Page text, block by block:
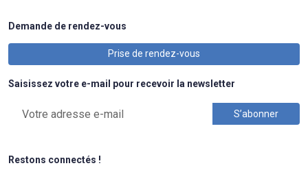
Demande de rendez-vous
Prise de rendez-vous
Saisissez votre e-mail pour recevoir la newsletter
Restons connectés !